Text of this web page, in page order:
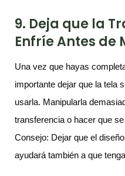
9. Deja que la
Enfríe Antes
Una vez que hayas
importante dejar que la tela
usarla. Manipularla
transferencia o hacer que
Consejo: Dejar que el
ayudará también a que